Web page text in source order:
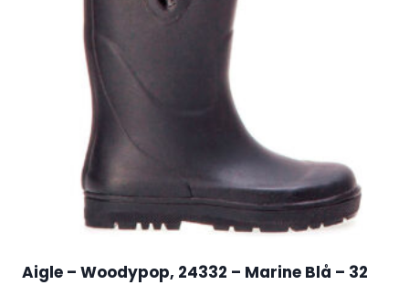
Aigle – Woodypop, 24332 – Marine Blå – 32